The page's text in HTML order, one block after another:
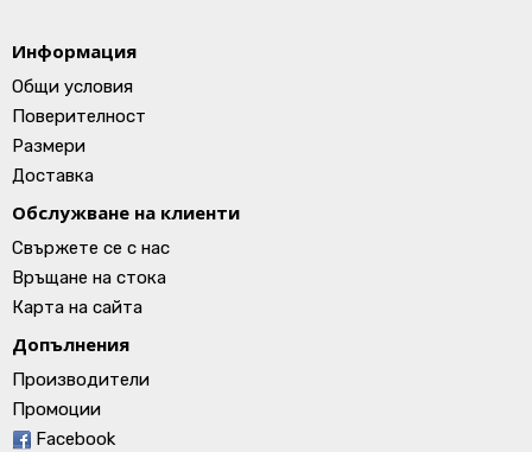
Информация
Общи условия
Поверителност
Размери
Доставка
Обслужване на клиенти
Свържете се с нас
Връщане на стока
Карта на сайта
Допълнения
Производители
Промоции
Facebook